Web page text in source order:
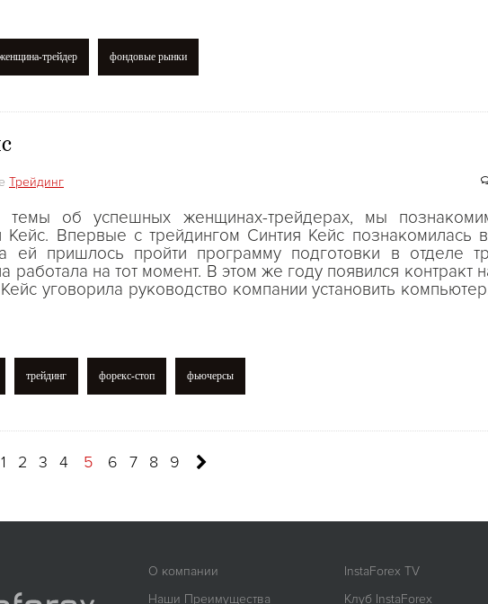
трейдер фондовые рынки
Трейдинг
темы об успешных женщинах-трейдерах, мы
Кейс. Впервые с трейдингом Синтия Кейс познакомилась в
ей пришлось пройти программу подготовки в отделе
работала на тот момент. В этом же году появился контракт
уговорила руководство компании установить
трейдинг форекс-стоп фьючерсы
1 2 3 4 5 6 7 8 9
О компании InstaForex TV
Наши Преимущества
Клуб InstaForex